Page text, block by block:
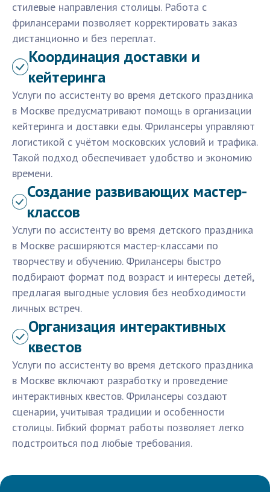
стилевые направления столицы. Работа с
фрилансерами позволяет корректировать заказ
дистанционно и без переплат.
Координация доставки и
кейтеринга
Услуги по ассистенту во время детского праздника
в Москве предусматривают помощь в организации
кейтеринга и доставки еды. Фрилансеры управляют
логистикой с учётом московских условий и трафика.
Такой подход обеспечивает удобство и экономию
времени.
Создание развивающих мастер-
классов
Услуги по ассистенту во время детского праздника
в Москве расширяются мастер-классами по
творчеству и обучению. Фрилансеры быстро
подбирают формат под возраст и интересы детей,
предлагая выгодные условия без необходимости
личных встреч.
Организация интерактивных
квестов
Услуги по ассистенту во время детского праздника
в Москве включают разработку и проведение
интерактивных квестов. Фрилансеры создают
сценарии, учитывая традиции и особенности
столицы. Гибкий формат работы позволяет легко
подстроиться под любые требования.